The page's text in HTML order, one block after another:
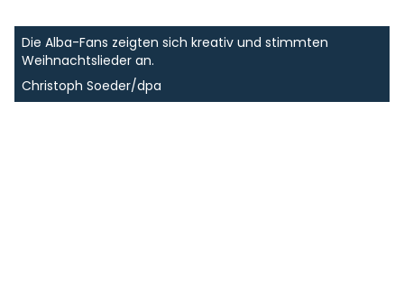
Die Alba-Fans zeigten sich kreativ und stimmten
Weihnachtslieder an.
Christoph Soeder/dpa